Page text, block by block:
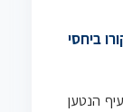
ביחסי
הנטען